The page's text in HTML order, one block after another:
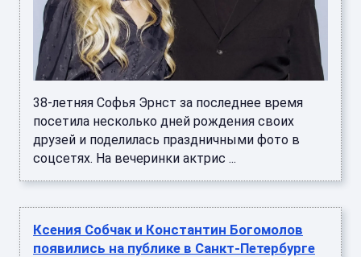
38-летняя Софья Эрнст за последнее время
посетила несколько дней рождения своих
друзей и поделилась праздничными фото в
соцсетях. На вечеринки актрис ...
Ксения Собчак и Константин Богомолов
появились на публике в Санкт-Петербурге